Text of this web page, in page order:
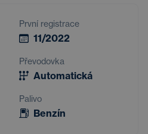
První registrace
11/2022
Převodovka
Automatická
Palivo
Benzín